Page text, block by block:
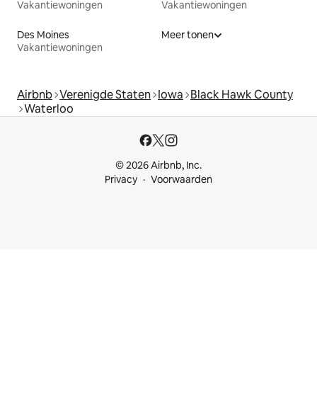
Vakantiewoningen
Vakantiewoningen
Des Moines
Vakantiewoningen
Meer tonen
Airbnb Verenigde Staten Iowa Black Hawk County
Waterloo
© 2026 Airbnb, Inc.
Privacy
Voorwaarden